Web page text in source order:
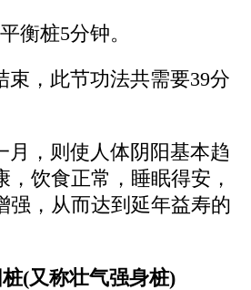
衡桩5分钟。
束，此节功法共需要39分
月，则使人体阴阳基本趋
，饮食正常，睡眠得安，
强，从而达到延年益寿的
(又称壮气强身桩)